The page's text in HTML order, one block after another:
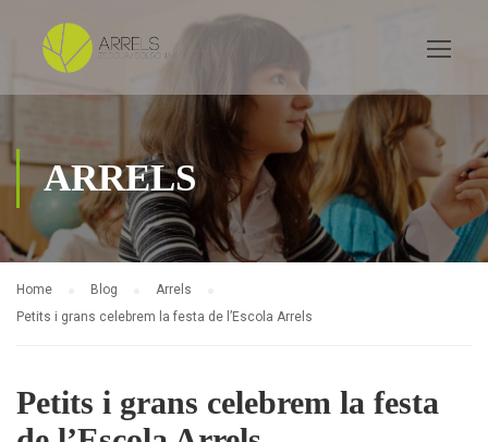
ARRELS
Home Blog
Arrels
Petits i grans celebrem la festa de l’Escola Arrels
Petits i grans celebrem la festa